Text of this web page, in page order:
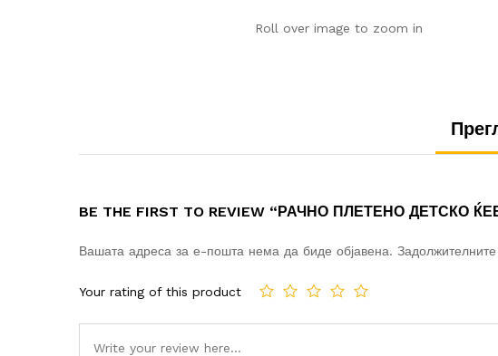
Roll over image to zoom in
BE THE FIRST TO REVIEW “РАЧНО ПЛЕТЕНО ДЕТСКО
Вашата адреса за е-пошта нема да биде објавена.
Your rating of this product